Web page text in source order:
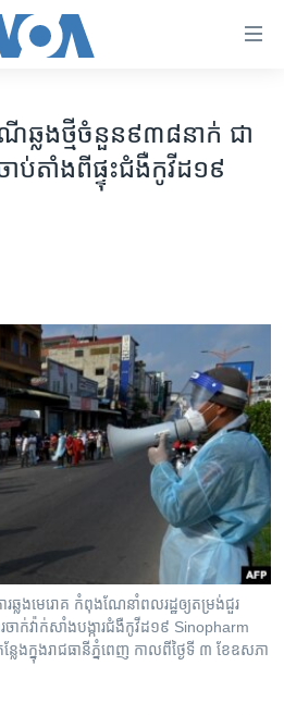
ឆ្លង​ថ្មី​ចំនួន​៩៣៨​នាក់ ​ជា​
ប់​តាំង​ពី​ផ្ទុះ​ជំងឺ​កូវីដ​១៩
រឆ្លងមេរោគ កំពុងណែនាំពលរដ្ឋឲ្យតម្រង់ជួរ
ចាក់វ៉ាក់សាំងបង្ការជំងឺកូវីដ១៩ Sinopharm
ក្នុងរាជធានីភ្នំពេញ កាលពីថ្ងៃទី ៣ ខែឧសភា